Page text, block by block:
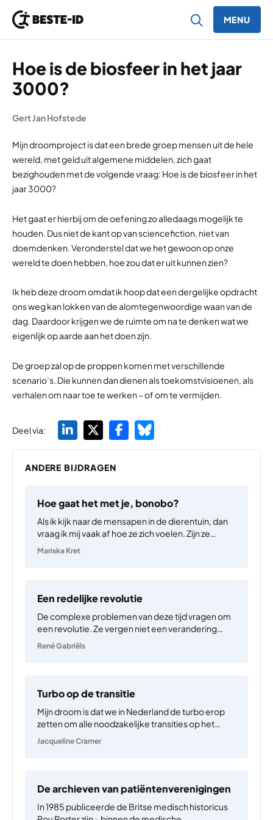
MENU
Hoe is de biosfeer in het jaar
3000?
Gert Jan Hofstede
Mijn droomproject is dat een brede groep mensen uit de hele
wereld, met geld uit algemene middelen, zich gaat
bezighouden met de volgende vraag: Hoe is de biosfeer in het
jaar 3000?
Het gaat er hierbij om de oefening zo alledaags mogelijk te
houden. Dus niet de kant op van sciencefiction, niet van
doemdenken. Veronderstel dat we het gewoon op onze
wereld te doen hebben, hoe zou dat er uit kunnen zien?
Ik heb deze droom omdat ik hoop dat een dergelijke opdracht
ons weg kan lokken van de alomtegenwoordige waan van de
dag. Daardoor krijgen we de ruimte om na te denken wat we
eigenlijk op aarde aan het doen zijn.
De groep zal op de proppen komen met verschillende
scenario’s. Die kunnen dan dienen als toekomstvisioenen, als
verhalen om naar toe te werken – of om te vermijden.
Deel via:
ANDERE BIJDRAGEN
Hoe gaat het met je, bonobo?
Als ik kijk naar de mensapen in de dierentuin, dan
vraag ik mij vaak af hoe ze zich voelen. Zijn ze
Mariska Kret
Een redelijke revolutie
De complexe problemen van deze tijd vragen om
een revolutie. Ze vergen niet een verandering
binnen maar van het systeem. In plaats van een
René Gabriëls
Turbo op de transitie
Mijn droom is dat we in Nederland de turbo erop
zetten om alle noodzakelijke transities op het
biodiversiteit in de praktijk waar te maken. Het is
Jacqueline Cramer
De archieven van patiëntenverenigingen
In 1985 publiceerde de Britse medisch historicus